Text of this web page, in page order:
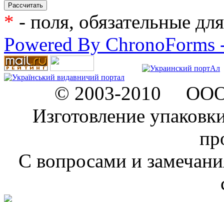
* - поля, обязательные
Powered By ChronoForms
© 2003-2010 ООО
Изготовление
C вопросами и